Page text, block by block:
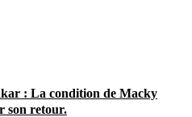
: La condition de Macky
son retour.